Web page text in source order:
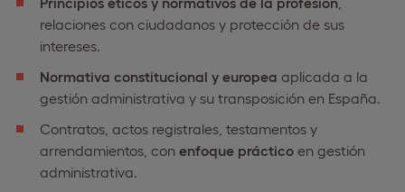
relaciones con ciudadanos y protección de sus
intereses.
Normativa constitucional y europea aplicada a la
gestión administrativa y su transposición en España.
Contratos, actos registrales, testamentos y
arrendamientos, con enfoque práctico en gestión
administrativa.